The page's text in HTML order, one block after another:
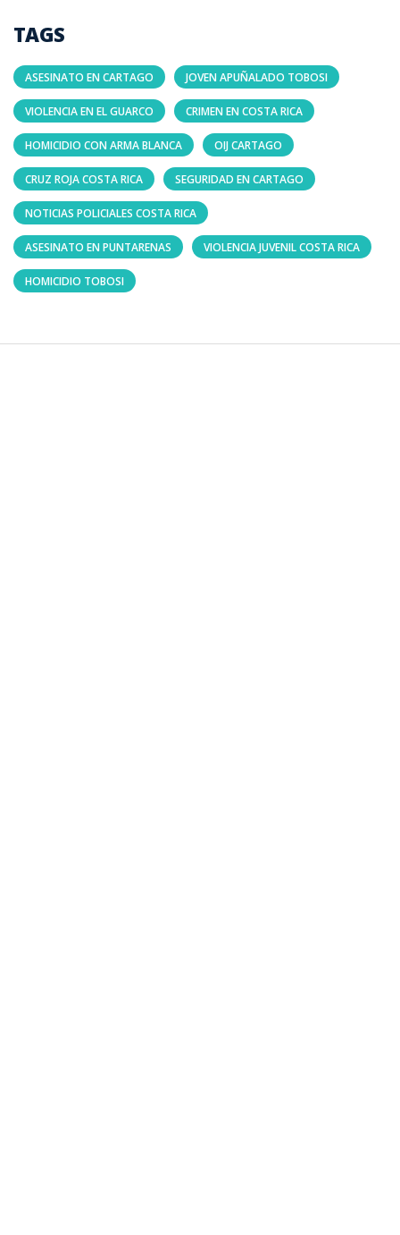
TAGS
ASESINATO EN CARTAGO JOVEN APUÑALADO TOBOSI
VIOLENCIA EN EL GUARCO CRIMEN EN COSTA RICA
HOMICIDIO CON ARMA BLANCA OIJ CARTAGO
CRUZ ROJA COSTA RICA SEGURIDAD EN CARTAGO
NOTICIAS POLICIALES COSTA RICA
ASESINATO EN PUNTARENAS VIOLENCIA JUVENIL COSTA RICA
HOMICIDIO TOBOSI